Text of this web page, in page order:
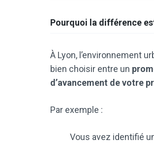
Pourquoi la différence
À Lyon, l’environnement
bien choisir entre un
d’avancement de votre
Par exemple :
Vous avez identifié